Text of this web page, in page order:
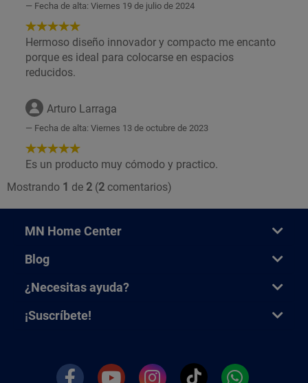
Fecha de alta: Viernes 19 de julio de 2024
5
de
5
Estrellas!
Hermoso diseño innovador y compacto me encanto
porque es ideal para colocarse en espacios
reducidos.
Arturo Larraga
Fecha de alta: Viernes 13 de octubre de 2023
5
de
Estrellas!
Es un producto muy cómodo y practico.
Mostrando 1 de 2 (2 comentarios)
MN Home Center
Blog
¿Necesitas ayuda?
¡Suscríbete!